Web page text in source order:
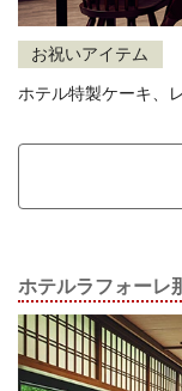
お祝いアイテム
ホテル特製ケーキ、
ホテルラフォーレ